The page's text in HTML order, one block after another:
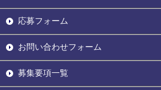
応募フォーム
お問い合わせフォーム
募集要項一覧